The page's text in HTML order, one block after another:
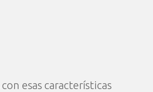
esas características